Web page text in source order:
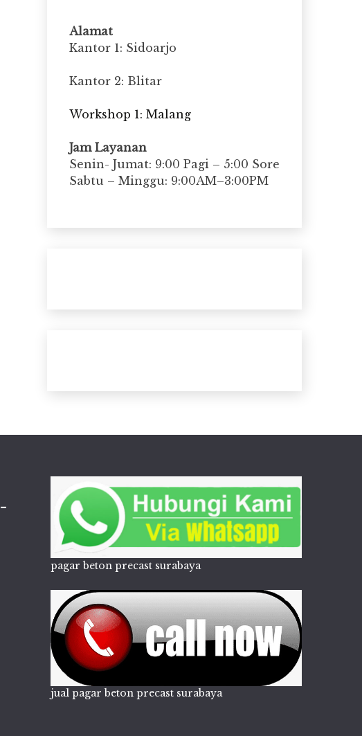
Alamat
Kantor 1: Sidoarjo
Kantor 2: Blitar
Workshop 1: Malang
Jam Layanan
Senin- Jumat: 9:00 Pagi – 5:00 Sore
Sabtu – Minggu: 9:00AM–3:00PM
-
pagar beton precast surabaya
jual pagar beton precast surabaya